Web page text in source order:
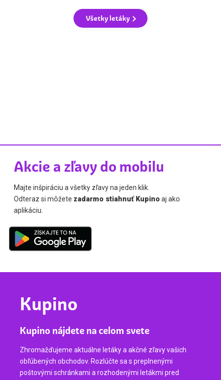
Všetky letáky
Akcie a zľavy do mobilu
Majte inšpiráciu a všetky zľavy na jeden klik.
Odteraz si môžete zadarmo stiahnuť Kupinoaj ako
aplikáciu.
Kupino
Kupino nájdete na celom svete
Zhromažďujeme aktuálne letáky a akčné zľavy vašich
obľúbených obchodov. Rozlúčte sa s preplnenými
poštovými schránkami a rozhodenými letákmi pred